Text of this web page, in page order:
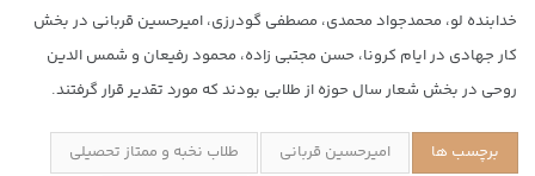
خدابنده لو، محمدجواد محمدی، مصطفی گودرزی، امیرحسین قربانی در بخش
کار جهادی در ایام کرونا، حسن مجتبی زاده، محمود رفیعان و شمس الدین
روحی در بخش شعار سال حوزه از طلابی بودند که مورد تقدیر قرار گرفتند.
برچسب ها امیرحسین قربانی
طلاب نخبه و ممتاز تحصیلی